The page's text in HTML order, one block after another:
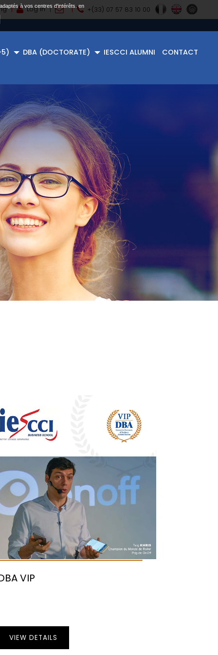
Log in +(33) 07 57 83 10 00
DBA (DOCTORATE) IESCCI ALUMNI CONTACT
VIP
VIEW DETAILS
à vos centres d'intérêts. en